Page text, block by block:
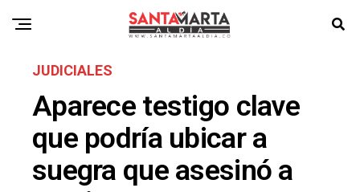
JUDICIALES
Aparece testigo clave
que podría ubicar a
suegra que asesinó a